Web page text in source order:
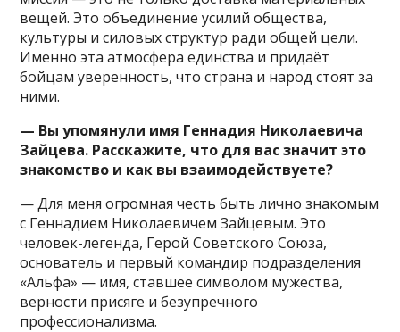
вещей. Это объединение усилий общества,
культуры и силовых структур ради общей цели.
Именно эта атмосфера единства и придаёт
бойцам уверенность, что страна и народ стоят за
ними.
— Вы упомянули имя Геннадия Николаевича
Зайцева. Расскажите, что для вас значит это
знакомство и как вы взаимодействуете?
— Для меня огромная честь быть лично знакомым
с Геннадием Николаевичем Зайцевым. Это
человек-легенда, Герой Советского Союза,
основатель и первый командир подразделения
«Альфа» — имя, ставшее символом мужества,
верности присяге и безупречного
профессионализма.